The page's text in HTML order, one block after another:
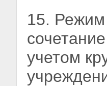
15.
учетом